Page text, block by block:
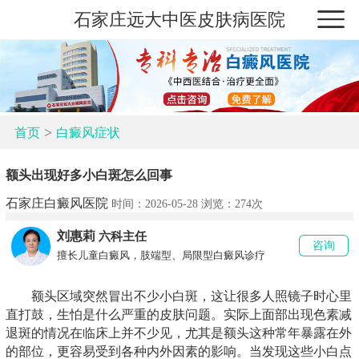
石家庄远大中医皮肤病医院
首页> 白癜风症状
额头出现好多小白斑怎么回事
石家庄白癜风医院 时间：2026-05-28 浏览： 274次
刘惠莉 六科主任
擅长儿童白癜风，肢端型、局限型白癜风诊疗
咨询
额头区域突然冒出不少小白斑，这让很多人照镜子时心里
直打鼓，生怕是什么严重的皮肤问题。实际上面部出现色素减
退斑的情况在临床上并不少见，尤其是额头这种常年暴露在外
的部位，更容易受到各种内外因素的影响。当发现这些小白点